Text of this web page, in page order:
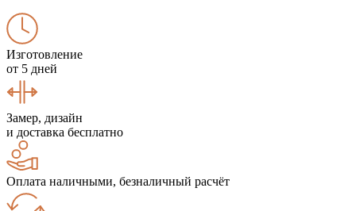
Изготовление
от 5 дней
Замер, дизайн
и доставка бесплатно
Оплата наличными, безналичный расчёт